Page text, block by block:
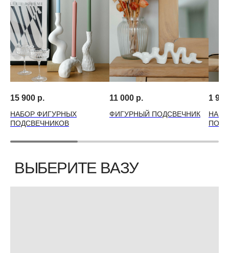
15 900 р.
НАБОР ФИГУРНЫХ
ПОДСВЕЧНИКОВ
11 000 р.
ФИГУРНЫЙ ПОДСВЕЧНИК
1 990